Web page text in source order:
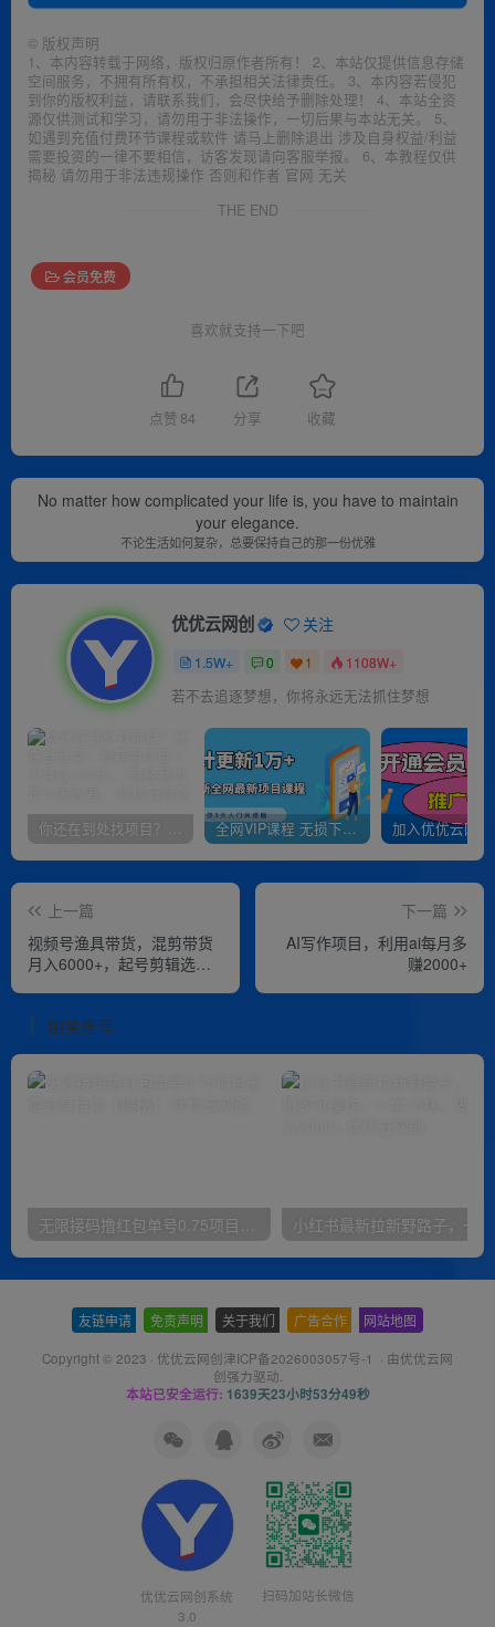
© 版权声明
1、本内容转载于网络，版权归原作者所有！ 2、本站仅提供信息存储
空间服务，不拥有所有权，不承担相关法律责任。 3、本内容若侵犯
到你的版权利益，请联系我们，会尽快给予删除处理！ 4、本站全资
源仅供测试和学习，请勿用于非法操作，一切后果与本站无关。 5、
如遇到充值付费环节课程或软件 请马上删除退出 涉及自身权益/利益
需要投资的一律不要相信，访客发现请向客服举报。 6、本教程仅供
揭秘 请勿用于非法违规操作 否则和作者 官网 无关
THE END
会员免费
喜欢就支持一下吧
点赞 84 分享 收藏
No matter how complicated your life is, you have to maintain
your elegance.
不论生活如何复杂，总要保持自己的那一份优雅
优优云网创 关注
1.5W+ 0 1 1108W+
若不去追逐梦想，你将永远无法抓住梦想
你还在到处找项目？还在当韭菜？我靠卖项目一个月收入5万+，曾经我也是个失败者。 全网VIP课程 无损下载~
上一篇
视频号渔具带货，混剪带货
月入6000+，起号剪辑选品
下一篇
AI写作项目，利用ai每月多
赚2000+
相关推荐
无限接码撸红包单号0.75项目无偿分享给你【揭秘】
友链申请 免责声明 关于我们 广告合作 网站地图
Copyright © 2023 · 优优云网创津ICP备2026003057号-1 · 由优优云网
创强力驱动.
本站已安全运行: 1639天23小时53分50秒
优优云网创系统
3.0
扫码加站长微信